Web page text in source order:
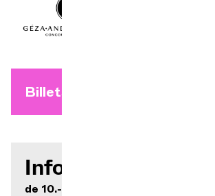
Billets à l'unité dès le 17 août
Infos pratiques
de 10.- à 50.-